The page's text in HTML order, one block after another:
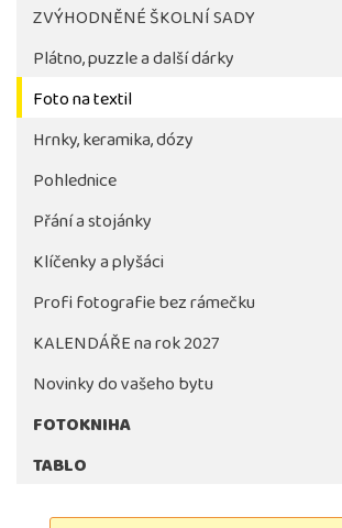
Tlačítko pro stažení fotografie
objednávky školy
ZVÝHODNĚNÉ ŠKOLNÍ SADY
Plátno, puzzle a další dárky
Foto na textil
Hrnky, keramika, dózy
Pohlednice
Přání a stojánky
Klíčenky a plyšáci
Profi fotografie bez rámečku
KALENDÁŘE na rok 2027
Novinky do vašeho bytu
FOTOKNIHA
TABLO